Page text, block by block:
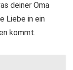
deiner Oma
Liebe in ein
kommt.